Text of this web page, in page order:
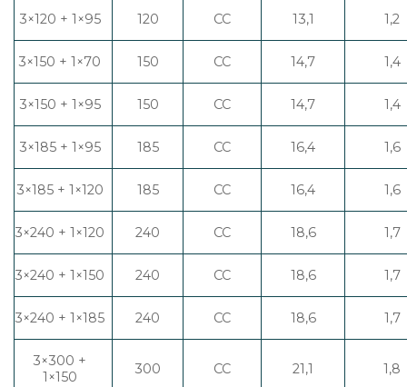
3×120 + 1×95 120 CC 13,1 1,2
3×150 + 1×70 150 CC 14,7 1,4
3×150 + 1×95 150 CC 14,7 1,4
3×185 + 1×95 185 CC 16,4 1,6
3×185 + 1×120 185 CC 16,4 1,6
3×240 + 1×120 240 CC 18,6 1,7
3×240 + 1×150 240 CC 18,6 1,7
3×240 + 1×185 240 CC 18,6 1,7
3×300 +
1×150
300 CC 21,1 1,8